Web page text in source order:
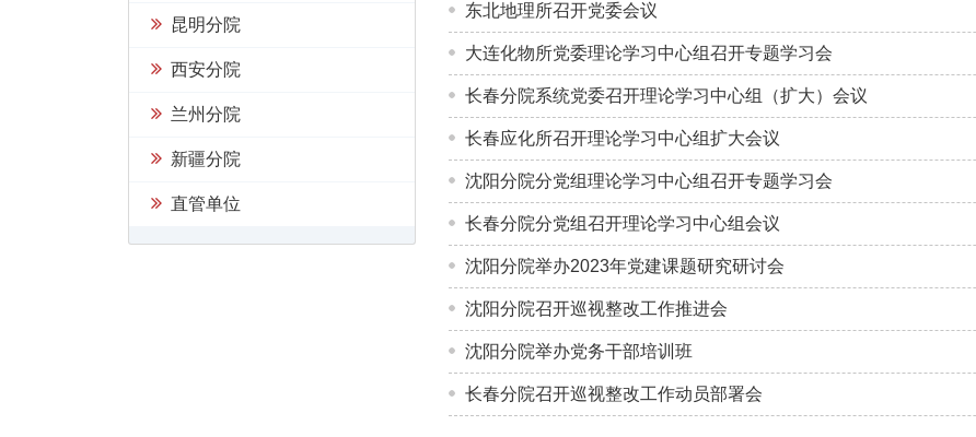
昆明分院
西安分院
兰州分院
新疆分院
直管单位
东北地理所召开党委会议
大连化物所党委理论学习中心组召开专题学习会
长春分院系统党委召开理论学习中心组（扩大）会议
长春应化所召开理论学习中心组扩大会议
沈阳分院分党组理论学习中心组召开专题学习会
长春分院分党组召开理论学习中心组会议
沈阳分院举办2023年党建课题研究研讨会
沈阳分院召开巡视整改工作推进会
沈阳分院举办党务干部培训班
长春分院召开巡视整改工作动员部署会